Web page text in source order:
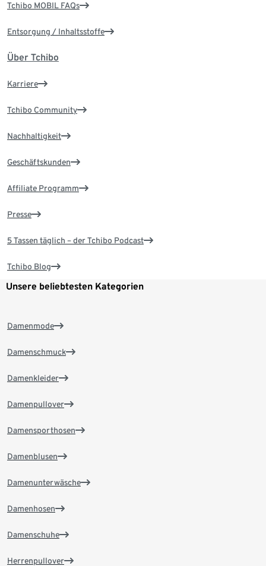
Tchibo MOBIL FAQs
Entsorgung / Inhaltsstoffe
Über Tchibo
Karriere
Tchibo Community
Nachhaltigkeit
Geschäftskunden
Affiliate Programm
Presse
5 Tassen täglich – der Tchibo Podcast
Tchibo Blog
Unsere beliebtesten Kategorien
Damenmode
Damenschmuck
Damenkleider
Damenpullover
Damensporthosen
Damenblusen
Damenunterwäsche
Damenhosen
Damenschuhe
Herrenpullover